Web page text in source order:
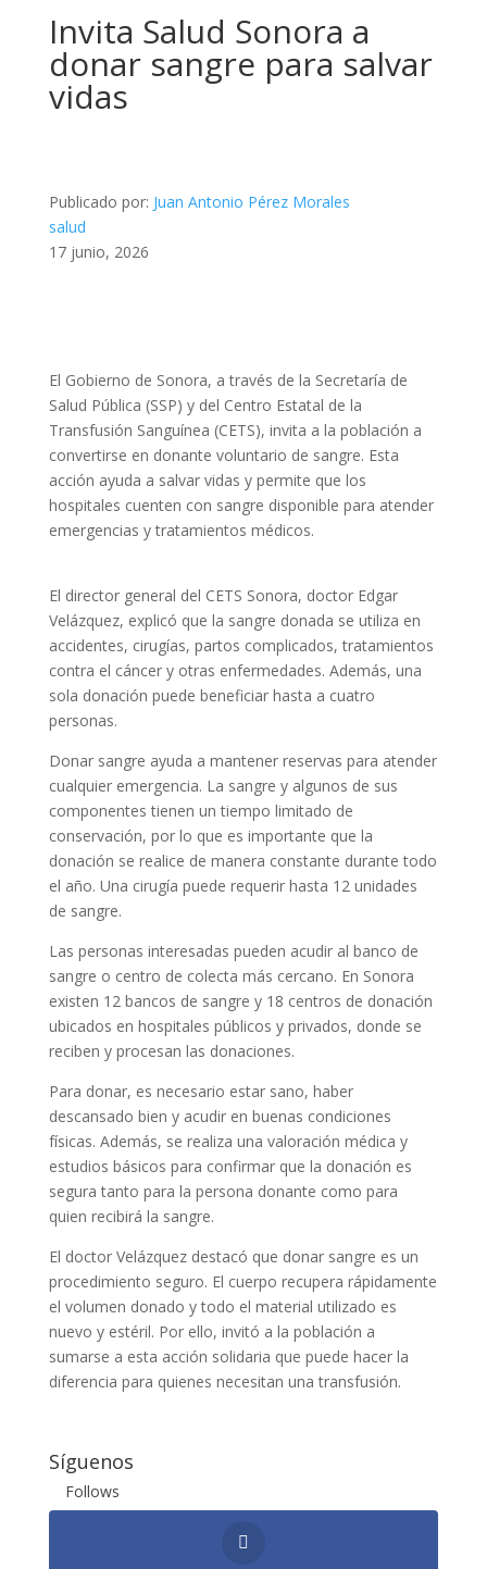
Invita Salud Sonora a
donar sangre para salvar
vidas
Publicado por: Juan Antonio Pérez Morales
salud
17 junio, 2026
El Gobierno de Sonora, a través de la Secretaría de
Salud Pública (SSP) y del Centro Estatal de la
Transfusión Sanguínea (CETS), invita a la población a
convertirse en donante voluntario de sangre. Esta
acción ayuda a salvar vidas y permite que los
hospitales cuenten con sangre disponible para atender
emergencias y tratamientos médicos.
El director general del CETS Sonora, doctor Edgar
Velázquez, explicó que la sangre donada se utiliza en
accidentes, cirugías, partos complicados, tratamientos
contra el cáncer y otras enfermedades. Además, una
sola donación puede beneficiar hasta a cuatro
personas.
Donar sangre ayuda a mantener reservas para atender
cualquier emergencia. La sangre y algunos de sus
componentes tienen un tiempo limitado de
conservación, por lo que es importante que la
donación se realice de manera constante durante todo
el año. Una cirugía puede requerir hasta 12 unidades
de sangre.
Las personas interesadas pueden acudir al banco de
sangre o centro de colecta más cercano. En Sonora
existen 12 bancos de sangre y 18 centros de donación
ubicados en hospitales públicos y privados, donde se
reciben y procesan las donaciones.
Para donar, es necesario estar sano, haber
descansado bien y acudir en buenas condiciones
físicas. Además, se realiza una valoración médica y
estudios básicos para confirmar que la donación es
segura tanto para la persona donante como para
quien recibirá la sangre.
El doctor Velázquez destacó que donar sangre es un
procedimiento seguro. El cuerpo recupera rápidamente
el volumen donado y todo el material utilizado es
nuevo y estéril. Por ello, invitó a la población a
sumarse a esta acción solidaria que puede hacer la
diferencia para quienes necesitan una transfusión.
Síguenos
Follows